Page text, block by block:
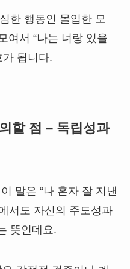
한 행동인 몰입한 모
여서 “나는 너랑 있을
가 됩니다.
할 점 – 독립성과
말은 “나 혼자 잘 지낸
서도 자신의 주도성과
뜻인데요.